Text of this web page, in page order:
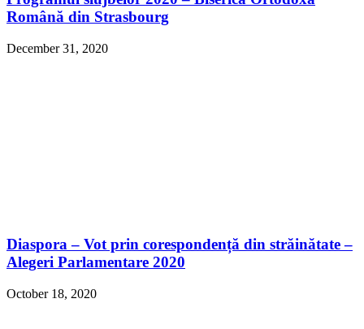
Română din Strasbourg
December 31, 2020
Diaspora – Vot prin corespondență din străinătate –
Alegeri Parlamentare 2020
October 18, 2020